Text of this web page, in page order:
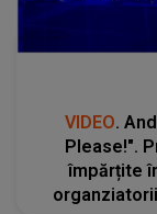
VIDEO.
Please!".
împărțite